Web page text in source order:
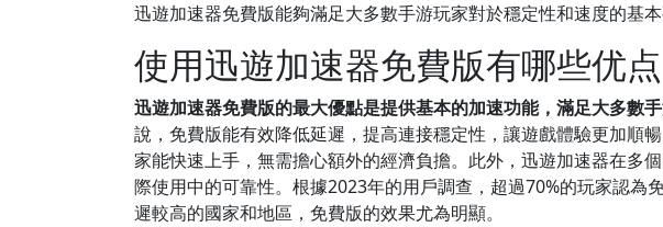
迅遊加速器免費版能夠滿足大多數手游玩家對於穩定性和速度的基
使用迅遊加速器免費版有哪些优点
迅遊加速器免費版的最大優點是提供基本的加速功能，滿足大多數手
說，免費版能有效降低延遲，提高連接穩定性，讓遊戲體驗更加順
家能快速上手，無需擔心額外的經濟負擔。此外，迅遊加速器在多
際使用中的可靠性。根據2023年的用戶調查，超過70%的玩家認為
遲較高的國家和地區，免費版的效果尤為明顯。